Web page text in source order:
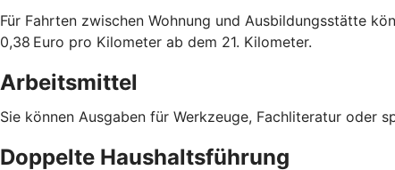
Für Fahrten zwischen Wohnung und Ausbildungsstätte
0,38 Euro pro Kilometer ab dem 21. Kilometer.
Arbeitsmittel
Sie können Ausgaben für Werkzeuge, Fachliteratur oder
Doppelte Haushaltsführung